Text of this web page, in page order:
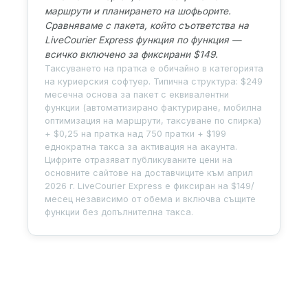
маршрути и планирането на шофьорите.
Сравняваме с пакета, който съответства на
LiveCourier Express функция по функция —
всичко включено за фиксирани $149.
Таксуването на пратка е обичайно в категорията
на куриерския софтуер. Типична структура: $249
месечна основа за пакет с еквивалентни
функции (автоматизирано фактуриране, мобилна
оптимизация на маршрути, таксуване по спирка)
+ $0,25 на пратка над 750 пратки + $199
еднократна такса за активация на акаунта.
Цифрите отразяват публикуваните цени на
основните сайтове на доставчиците към април
2026 г. LiveCourier Express е фиксиран на $149/
месец независимо от обема и включва същите
функции без допълнителна такса.